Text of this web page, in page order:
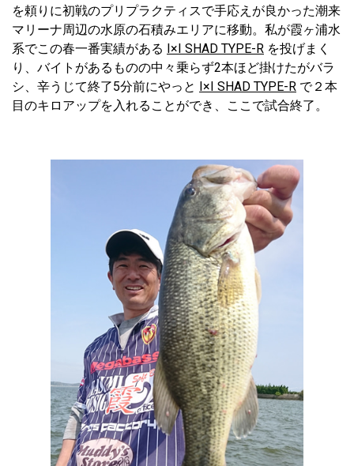
を頼りに初戦のプリプラクティスで手応えが良かった潮来
マリーナ周辺の水原の石積みエリアに移動。私が霞ヶ浦水
系でこの春一番実績がある I×I SHAD TYPE-R を投げまく
り、バイトがあるものの中々乗らず2本ほど掛けたがバラ
シ、辛うじて終了5分前にやっと I×I SHAD TYPE-R で２本
目のキロアップを入れることができ、ここで試合終了。